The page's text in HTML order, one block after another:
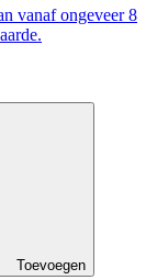
vanaf ongeveer 8
Toevoegen